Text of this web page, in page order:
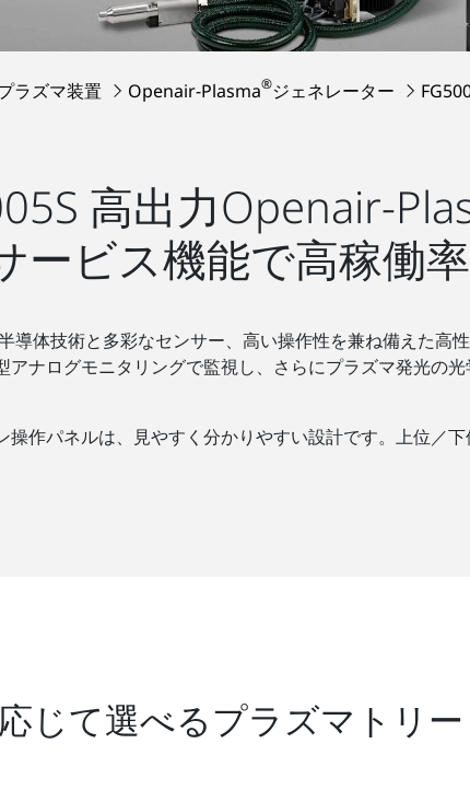
ラズマ装置 Openair-Plasma®ジェネレーター
高出力Openair-
ービス機能で高稼働
導体技術と多彩なセンサー、高い操作性を兼ね備えた高
ナログモニタリングで監視し、さらにプラズマ発光の光
作パネルは、見やすく分かりやすい設計です。上位／
じて選べるプラズマトリ